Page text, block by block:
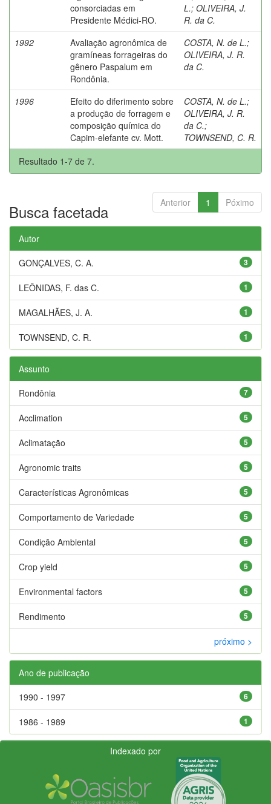
consorciadas em
Presidente Médici-RO.
L.; OLIVEIRA, J.
R. da C.
1992
Avaliação agronômica de
gramíneas forrageiras do
gênero Paspalum em
Rondônia.
COSTA, N. de L.;
OLIVEIRA, J. R.
da C.
1996
Efeito do diferimento sobre
a produção de forragem e
composição química do
Capim-elefante cv. Mott.
COSTA, N. de L.;
OLIVEIRA, J. R.
da C.;
TOWNSEND, C. R.
Resultado 1-7 de 7.
Anterior 1 Póximo
Busca facetada
Autor
3
GONÇALVES, C. A.
1
LEÔNIDAS, F. das C.
1
MAGALHÃES, J. A.
1
TOWNSEND, C. R.
Assunto
7
Rondônia
5
Acclimation
5
Aclimatação
5
Agronomic traits
5
Características Agronômicas
5
Comportamento de Variedade
5
Condição Ambiental
5
Crop yield
5
Environmental factors
5
Rendimento
próximo >
Ano de publicação
6
1990 - 1997
1
1986 - 1989
Indexado por